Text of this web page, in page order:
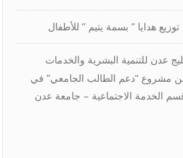
هدايا ” بسمة يتيم ” للأطفال
عدن للتنمية البشرية والخدمات
مشروع “دعم الطالب الجامعي” في
الخدمة الاجتماعية – جامعة عدن